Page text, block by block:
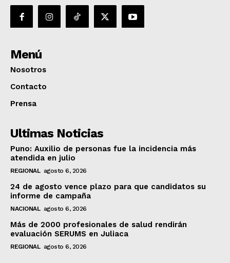
Menú
Nosotros
Contacto
Prensa
Ultimas Noticias
Puno: Auxilio de personas fue la incidencia más
atendida en julio
REGIONAL agosto 6, 2026
24 de agosto vence plazo para que candidatos su
informe de campaña
NACIONAL agosto 6, 2026
Más de 2000 profesionales de salud rendirán
evaluación SERUMS en Juliaca
REGIONAL agosto 6, 2026